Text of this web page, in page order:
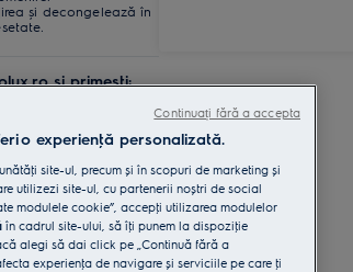
și decongelează în
și primești:
15 lei
INCLUSĂ
INCLUSĂ
o experienţă personalizată.
site-ul, precum și în scopuri de marketing și
utilizezi site-ul, cu partenerii noștri de social
modulele cookie”, accepţi utilizarea modulelor
în cadrul site-ului, să îţi punem la dispoziţie
alegi să dai click pe „Continuă fără a
experienţa de navigare și serviciile pe care ţi
Continuați fără a accepta